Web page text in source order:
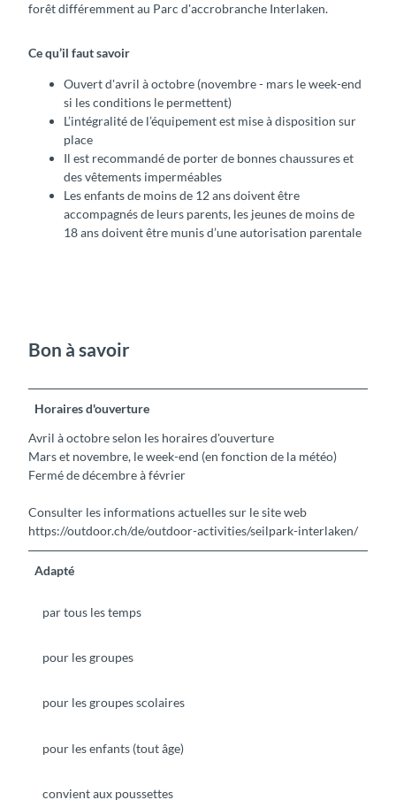
forêt différemment au Parc d'accrobranche Interlaken.
Ce qu’il faut savoir
Ouvert d'avril à octobre (novembre - mars le week-end
si les conditions le permettent)
L’intégralité de l’équipement est mise à disposition sur
place
Il est recommandé de porter de bonnes chaussures et
des vêtements imperméables
Les enfants de moins de 12 ans doivent être
accompagnés de leurs parents, les jeunes de moins de
18 ans doivent être munis d’une autorisation parentale
Bon à savoir
Horaires d'ouverture
Avril à octobre selon les horaires d'ouverture
Mars et novembre, le week-end (en fonction de la météo)
Fermé de décembre à février
Consulter les informations actuelles sur le site web
https://outdoor.ch/de/outdoor-activities/seilpark-interlaken/
Adapté
par tous les temps
pour les groupes
pour les groupes scolaires
pour les enfants (tout âge)
convient aux poussettes